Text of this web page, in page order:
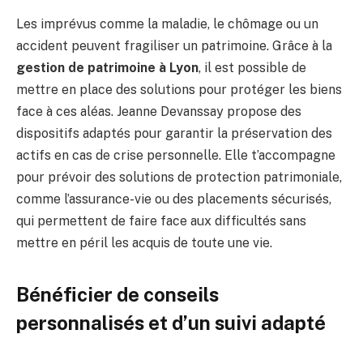
Les imprévus comme la maladie, le chômage ou un
accident peuvent fragiliser un patrimoine. Grâce à la
gestion de patrimoine à Lyon, il est possible de
mettre en place des solutions pour protéger les biens
face à ces aléas. Jeanne Devanssay propose des
dispositifs adaptés pour garantir la préservation des
actifs en cas de crise personnelle. Elle t’accompagne
pour prévoir des solutions de protection patrimoniale,
comme l’assurance-vie ou des placements sécurisés,
qui permettent de faire face aux difficultés sans
mettre en péril les acquis de toute une vie.
Bénéficier de conseils
personnalisés et d’un suivi adapté